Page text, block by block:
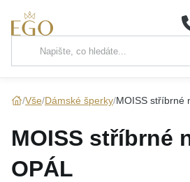
Hlavní kategorie
ŘETÍZKY
Vše Dámské šperky MOISS stříbrné
MOISS stříbrné
OPÁL